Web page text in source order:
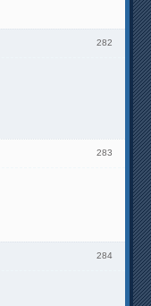
282
283
284